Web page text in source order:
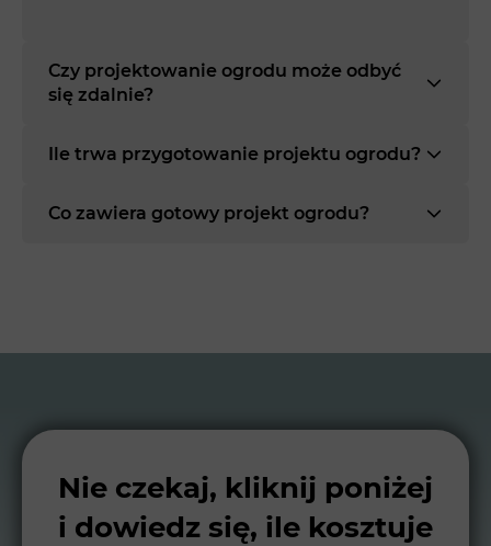
Czy projektowanie ogrodu może odbyć
się zdalnie?
Ile trwa przygotowanie projektu ogrodu?
Co zawiera gotowy projekt ogrodu?
Nie czekaj, kliknij poniżej
i dowiedz się, ile kosztuje